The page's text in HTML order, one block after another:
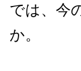
では、今
か。